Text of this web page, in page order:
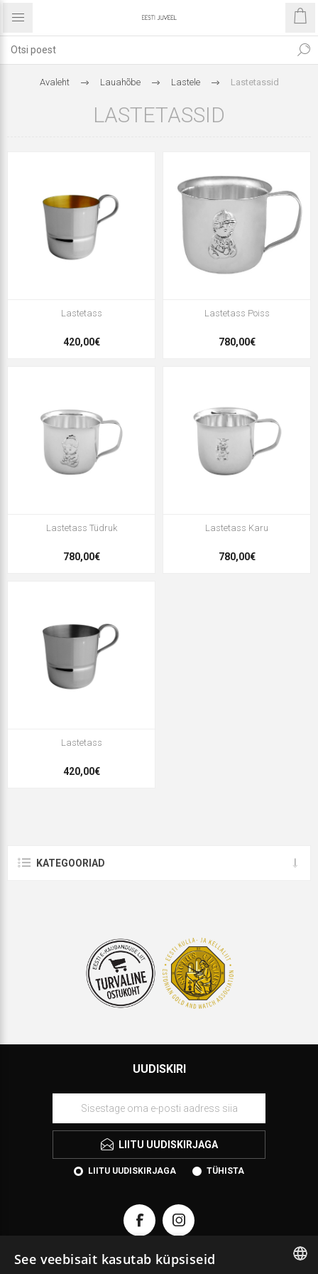
Avaleht Lauahõbe Lastele Lastetassid
LASTETASSID
Lastetass
420,00€
Lastetass Poiss
780,00€
Lastetass Tüdruk
780,00€
Lastetass Karu
780,00€
Lastetass
420,00€
KATEGOORIAD
UUDISKIRI
LIITU UUDISKIRJAGA
LIITU UUDISKIRJAGA TÜHISTA
See veebisait kasutab küpsiseid